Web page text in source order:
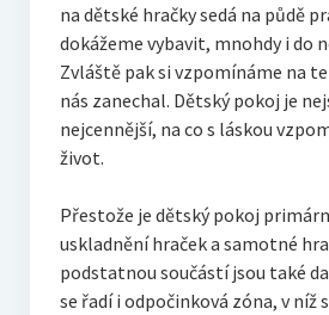
na dětské hračky sedá na půdě
dokážeme vybavit, mnohdy i do
Zvláště pak si vzpomínáme na
nás zanechal. Dětský pokoj je
nejcennější, na co s láskou
život.
Přestože je dětský pokoj
uskladnění hraček a samotné
podstatnou součástí jsou také
se řadí i odpočinková zóna, v níž